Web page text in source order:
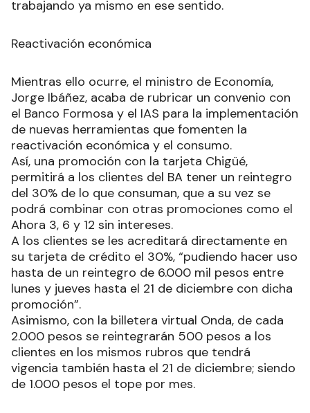
trabajando ya mismo en ese sentido.
Reactivación económica
Mientras ello ocurre, el ministro de Economía,
Jorge Ibáñez, acaba de rubricar un convenio con
el Banco Formosa y el IAS para la implementación
de nuevas herramientas que fomenten la
reactivación económica y el consumo.
Así, una promoción con la tarjeta Chigüé,
permitirá a los clientes del BA tener un reintegro
del 30% de lo que consuman, que a su vez se
podrá combinar con otras promociones como el
Ahora 3, 6 y 12 sin intereses.
A los clientes se les acreditará directamente en
su tarjeta de crédito el 30%, “pudiendo hacer uso
hasta de un reintegro de 6.000 mil pesos entre
lunes y jueves hasta el 21 de diciembre con dicha
promoción”.
Asimismo, con la billetera virtual Onda, de cada
2.000 pesos se reintegrarán 500 pesos a los
clientes en los mismos rubros que tendrá
vigencia también hasta el 21 de diciembre; siendo
de 1.000 pesos el tope por mes.